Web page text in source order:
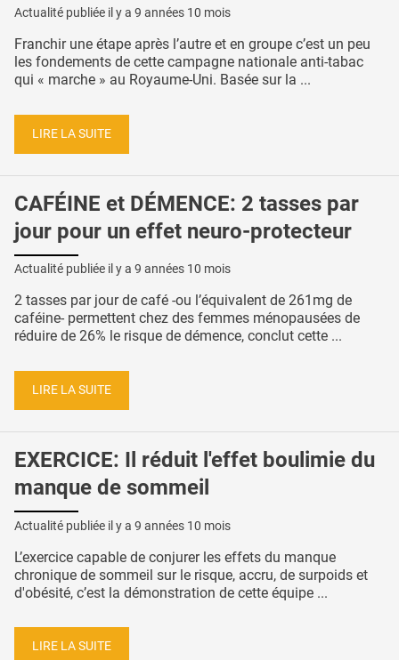
Actualité publiée il y a 9 années 10 mois
Franchir une étape après l’autre et en groupe c’est un peu
les fondements de cette campagne nationale anti-tabac
qui « marche » au Royaume-Uni. Basée sur la ...
LIRE LA SUITE
CAFÉINE et DÉMENCE: 2 tasses par
jour pour un effet neuro-protecteur
Actualité publiée il y a 9 années 10 mois
2 tasses par jour de café -ou l’équivalent de 261mg de
caféine- permettent chez des femmes ménopausées de
réduire de 26% le risque de démence, conclut cette ...
LIRE LA SUITE
EXERCICE: Il réduit l'effet boulimie du
manque de sommeil
Actualité publiée il y a 9 années 10 mois
L’exercice capable de conjurer les effets du manque
chronique de sommeil sur le risque, accru, de surpoids et
d'obésité, c’est la démonstration de cette équipe ...
LIRE LA SUITE